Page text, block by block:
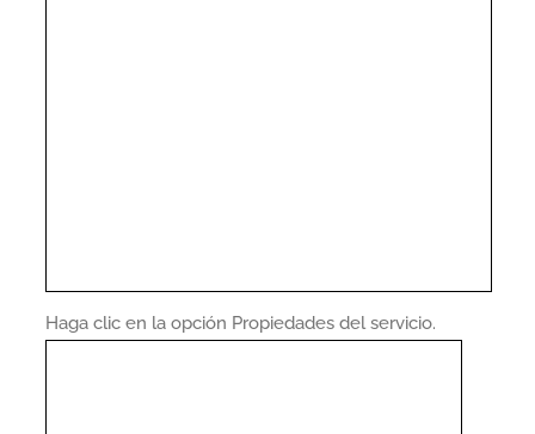
Haga clic en la opción Propiedades del servicio.